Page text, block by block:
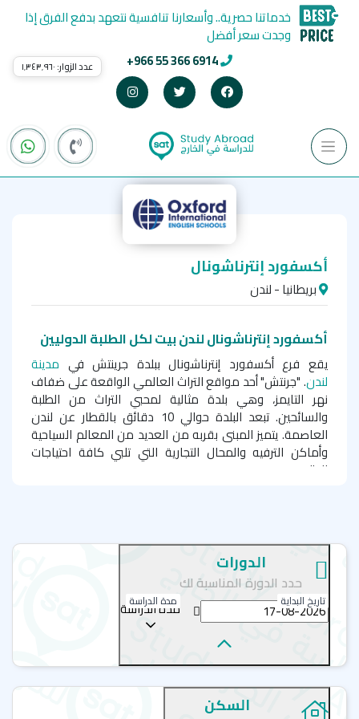
+966 55 366 6914
خدماتنا حصرية.. وأسعارنا تنافسية نتعهد بدفع الفرق إذا
وجدت سعر أفضل
عدد الزوار: ١٬٣٤٣٬٩٦٠
أكسفورد إنترناشونال
بريطانيا - لندن
أكسفورد إنترناشونال لندن بيت لكل الطلبة الدوليين
يقع فرع أكسفورد إنترناشونال ببلدة جرينتش في مدينة
لندن. "جرنتش" أحد مواقع التراث العالمي الواقعة على ضفاف
نهر التايمز، وهي بلدة مثالية لمحبي التراث من الطلبة
والسائحين. تبعد البلدة حوالي 10 دقائق بالقطار عن لندن
العاصمة. يتميز المبنى بقربه من العديد من المعالم السياحية
وأماكن الترفيه والمحال التجارية التي تلبي كافة احتياجات
الطلبة.
اليومية المطلوبة. يسعد فريق العمل بالمعهد بتوفير فرصة
لتعلم اللغة الإنجليزية للطلبة في أجواء ممزوجة بالتجربة الثقافة
الرائعة والتي ستساعدهم على الوصول إلى أهدافهم الشخصية
والمهنية.
برامج اللغة الانجليزية في معهد
دورة اللغة الإنجليزية العامة
الدورات
حدد الدورة المناسبة لك
تاريخ البداية مدة الدراسة
مدة الدراسة
السكن